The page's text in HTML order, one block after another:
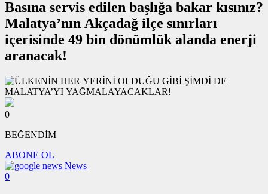
Basına servis edilen başlığa bakar kısınız?
Malatya’nın Akçadağ ilçe sınırları
içerisinde 49 bin dönümlük alanda enerji
aranacak!
0
BEĞENDİM
ABONE OL
News
0